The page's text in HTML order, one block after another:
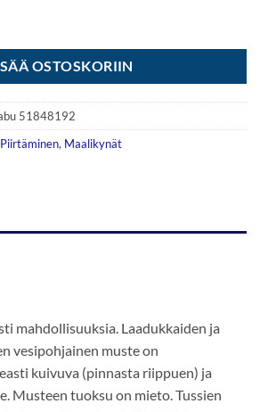
OSTOSKORIIN
51848192
, Maalikynät
mahdollisuuksia. Laadukkaiden ja
vesipohjainen muste on
kuivuva (pinnasta riippuen) ja
Musteen tuoksu on mieto. Tussien